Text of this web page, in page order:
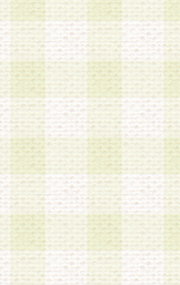
一のメールアドレ
を提供している企
人またはその家族
る場合
員として承認する
る会員登録手続
、会員登録の取り